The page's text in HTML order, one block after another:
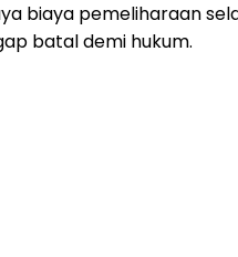
biaya pemeliharaan
batal demi hukum.